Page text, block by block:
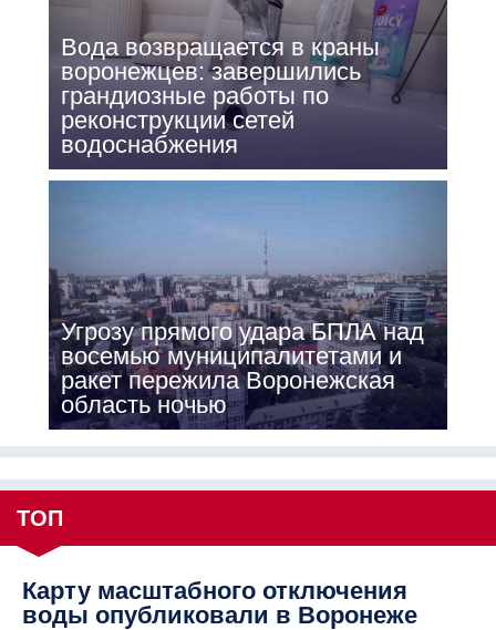
Вода возвращается в краны
воронежцев: завершились
грандиозные работы по
реконструкции сетей
водоснабжения
Угрозу прямого удара БПЛА над
восемью муниципалитетами и
ракет пережила Воронежская
область ночью
ТОП
Карту масштабного отключения
воды опубликовали в Воронеже